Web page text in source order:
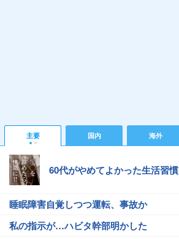
主要 国内 海外
60代がやめてよかった生活習慣
睡眠障害自覚しつつ運転、事故か
私の指示が…ハビタ幹部明かした